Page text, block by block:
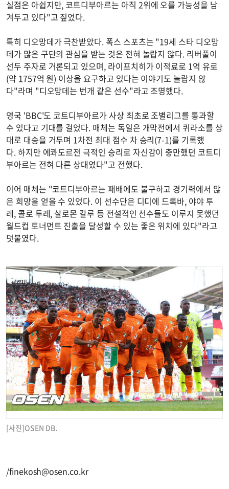
실점은 아쉽지만, 코트디부아르는 아직 2위에 오를 가능성을 남
겨두고 있다"고 짚었다.
특히 디오망데가 극찬받았다. 폭스 스포츠는 "19세 스타 디오망
데가 많은 구단의 관심을 받는 것은 전혀 놀랍지 않다. 리버풀이
선두 주자로 거론되고 있으며, 라이프치히가 이적료로 1억 유로
(약 1757억 원) 이상을 요구하고 있다는 이야기도 놀랍지 않
다"라며 "디오망데는 번개 같은 선수"라고 조명했다.
영국 'BBC'도 코트디부아르가 사상 최초로 조별리그를 통과할
수 있다고 기대를 걸었다. 매체는 독일은 개막전에서 퀴라소를 상
대로 대승을 거두며 1차전 최대 점수 차 승리(7-1)를 기록했
다. 하지만 에콰도르전 극적인 승리로 자신감이 충만했던 코트디
부아르는 전혀 다른 상대였다"고 전했다.
이어 매체는 "코트디부아르는 패배에도 불구하고 경기력에서 많
은 희망을 얻을 수 있었다. 이 선수단은 디디에 드록바, 야야 투
레, 콜로 투레, 살로몬 칼루 등 전설적인 선수들도 이루지 못했던
월드컵 토너먼트 진출을 달성할 수 있는 좋은 위치에 있다"라고
덧붙였다.
[사진]OSEN DB.
/finekosh@osen.co.kr